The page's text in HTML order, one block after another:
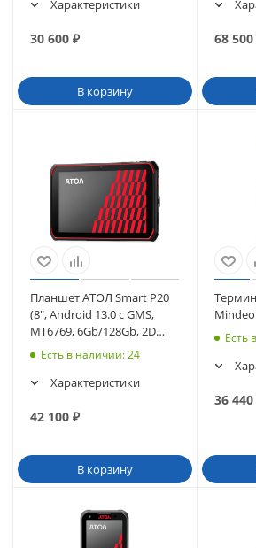
Характеристики
30 600 ₽
В корзину
68 500
Планшет АТОЛ Smart P20
(8", Android 13.0 с GMS,
MT6769, 6Gb/128Gb, 2D
N6602-W2, Wi-Fi, BT (63258)
Есть в наличии: 24
Характеристики
42 100 ₽
В корзину
Есть
36 440